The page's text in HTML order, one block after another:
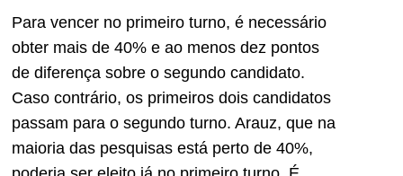
Para vencer no primeiro turno, é necessário
obter mais de 40% e ao menos dez pontos
de diferença sobre o segundo candidato.
Caso contrário, os primeiros dois candidatos
passam para o segundo turno. Arauz, que na
maioria das pesquisas está perto de 40%,